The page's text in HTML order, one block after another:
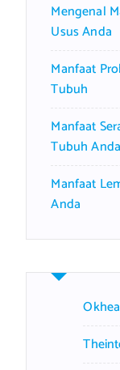
Mengenal
Usus Anda
Manfaat
Tubuh
Manfaat
Tubuh Anda
Manfaat
Anda